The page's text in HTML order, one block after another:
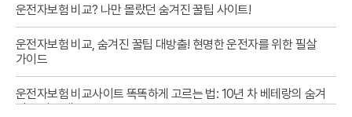
운전자보험 비교? 나만 몰랐던 숨겨진 꿀팁 사이트!
운전자보험 비교, 숨겨진 꿀팁 대방출! 현명한 운전자를 위한 필살
가이드
운전자보험 비교사이트 똑똑하게 고르는 법: 10년 차 베테랑의 숨겨
진 꿀팁 공개